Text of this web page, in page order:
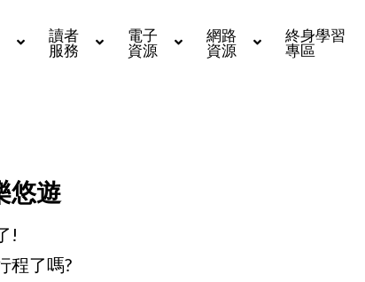
讀者
服務
電子
資源
網路
資源
終身學習
專區
悠遊
!
程了嗎?